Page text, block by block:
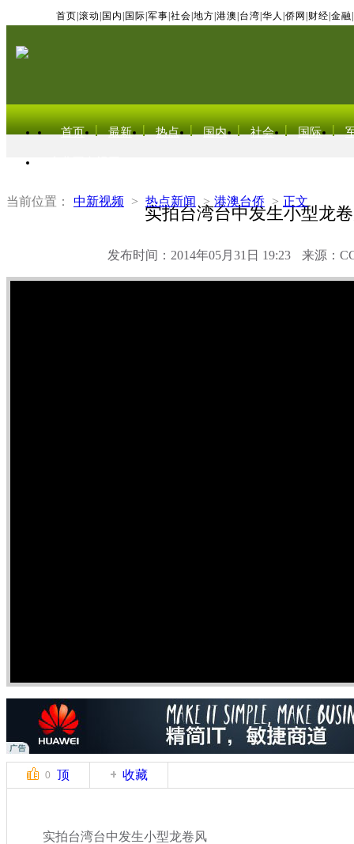
首页 滚动 国内 国际 军事 社会 地方 港澳 台湾 华人 侨网 财经 金融
首页 最新 热点 国内 社会 国际
当前位置： 中新视频 > 热点新闻 > 港澳台侨 > 正文
实拍台湾台中发生小型龙
发布时间：2014年05月31日 19:23 来源：
0 顶 收藏
实拍台湾台中发生小型龙卷风